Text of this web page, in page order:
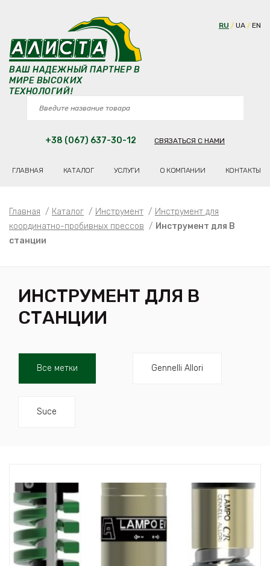
RU UA EN
ВАШ НАДЕЖНЫЙ ПАРТНЕР В
МИРЕ ВЫСОКИХ
ТЕХНОЛОГИЙ!
+38 (067) 637-30-12 СВЯЗАТЬСЯ С НАМИ
ГЛАВНАЯ КАТАЛОГ УСЛУГИ О КОМПАНИИ КОНТАКТЫ
Главная / Каталог / Инструмент / Инструмент для
координатно-пробивных прессов / Инструмент для В
станции
ИНСТРУМЕНТ ДЛЯ В
СТАНЦИИ
Все метки Gennelli Allori
Suce